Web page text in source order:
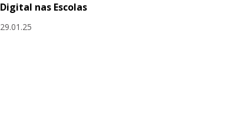
Digital nas Escolas
29.01.25